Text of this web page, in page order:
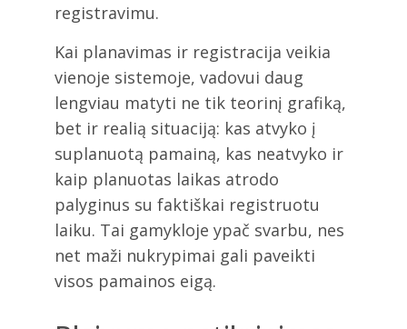
registravimu.
Kai planavimas ir registracija veikia
vienoje sistemoje, vadovui daug
lengviau matyti ne tik teorinį grafiką,
bet ir realią situaciją: kas atvyko į
suplanuotą pamainą, kas neatvyko ir
kaip planuotas laikas atrodo
palyginus su faktiškai registruotu
laiku. Tai gamykloje ypač svarbu, nes
net maži nukrypimai gali paveikti
visos pamainos eigą.